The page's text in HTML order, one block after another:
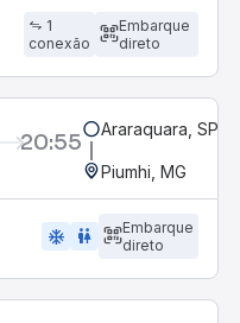
1
conexão
Embarque
direto
20:55 Araraquara, SP -
Piumhi, MG
ac_unit wc
Embarque
direto